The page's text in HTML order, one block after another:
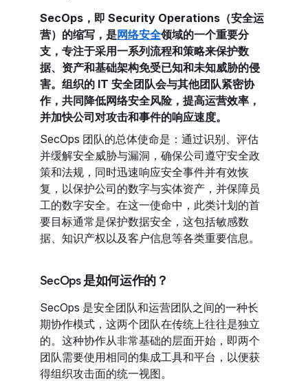
SecOps，即 Security Operations（安全运
营）的缩写，是网络安全领域的一个重要分
支，专注于采用一系列流程和策略来保护数
据、资产和基础架构免受已知和未知威胁的侵
害。组织的 IT 安全团队会与其他团队紧密协
作，共同降低网络安全风险，提高运营效率，
并加快公司对攻击和事件的响应速度。
SecOps 团队的总体使命是：通过识别、评估
并缓解安全威胁与漏洞，确保公司遵守安全政
策和法规，同时迅速响应安全事件并有效恢
复，以保护公司的数字与实体资产，并保障员
工的数字安全。在这一使命中，此类计划的首
要目标通常是保护数据安全，这包括敏感数
据、知识产权以及客户信息等各类重要信息。
SecOps 是如何运作的？
SecOps 是安全团队和运营团队之间的一种长
期协作模式，这两个团队在传统上往往是独立
的。这种协作从非常基础的层面开始，即两个
团队需要使用相同的集成工具和平台，以便获
得组织攻击面的统一视图。